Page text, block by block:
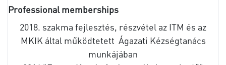
Professional memberships
2018. szakma fejlesztés, részvétel az ITM és az
MKIK által működtetett Ágazati Kézségtanács
munkájában